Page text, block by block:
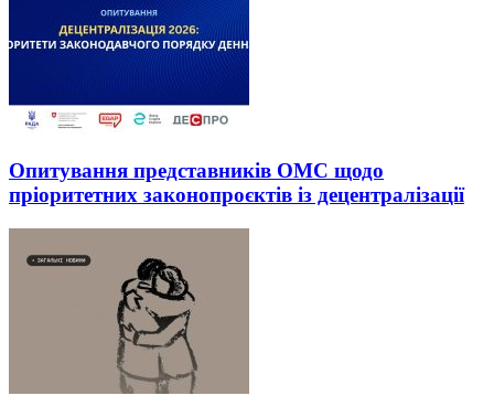
Опитування представників ОМС щодо
пріоритетних законопроєктів із децентралізації